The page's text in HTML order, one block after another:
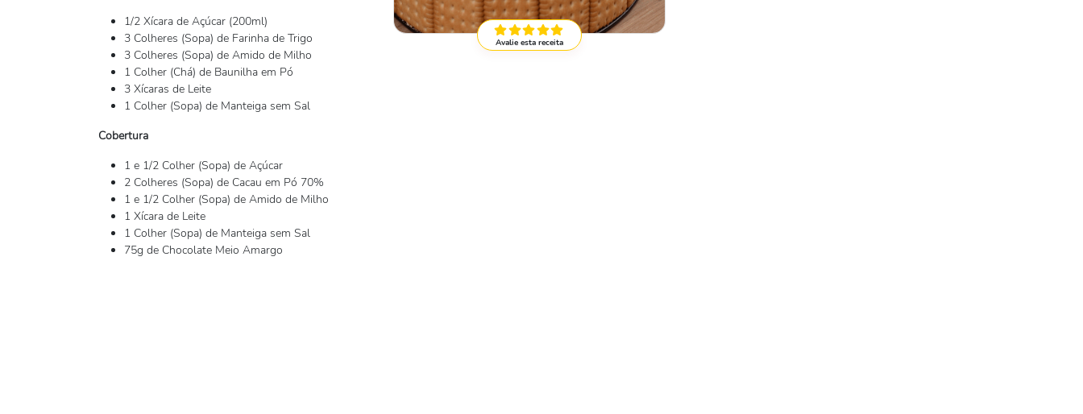
Avalie esta receita
1/2 Xícara de Açúcar (200ml)
3 Colheres (Sopa) de Farinha de Trigo
3 Colheres (Sopa) de Amido de Milho
1 Colher (Chá) de Baunilha em Pó
3 Xícaras de Leite
1 Colher (Sopa) de Manteiga sem Sal
Cobertura
1 e 1/2 Colher (Sopa) de Açúcar
2 Colheres (Sopa) de Cacau em Pó 70%
1 e 1/2 Colher (Sopa) de Amido de Milho
1 Xícara de Leite
1 Colher (Sopa) de Manteiga sem Sal
75g de Chocolate Meio Amargo